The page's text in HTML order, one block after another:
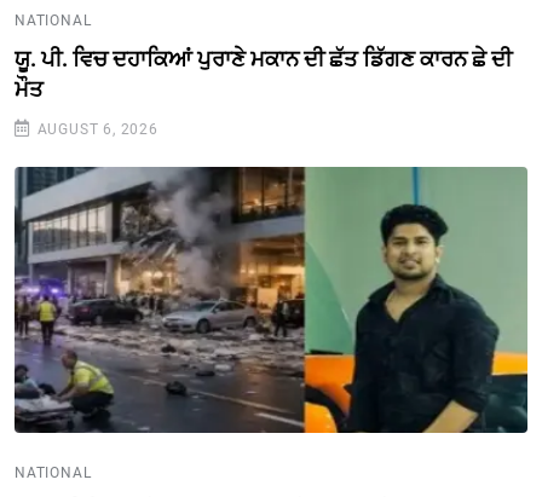
NATIONAL
ਯੂ. ਪੀ. ਵਿਚ ਦਹਾਕਿਆਂ ਪੁਰਾਣੇ ਮਕਾਨ ਦੀ ਛੱਤ ਡਿੱਗਣ ਕਾਰਨ ਛੇ ਦੀ
ਮੌਤ
AUGUST 6, 2026
NATIONAL